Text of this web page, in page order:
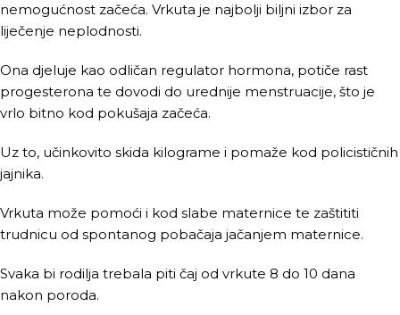
nemogućnost začeća. Vrkuta je najbolji biljni izbor za
liječenje neplodnosti.
Ona djeluje kao odličan regulator hormona, potiče rast
progesterona te dovodi do urednije menstruacije, što je
vrlo bitno kod pokušaja začeća.
Uz to, učinkovito skida kilograme i pomaže kod policističnih
jajnika.
Vrkuta može pomoći i kod slabe maternice te zaštititi
trudnicu od spontanog pobačaja jačanjem maternice.
Svaka bi rodilja trebala piti čaj od vrkute 8 do 10 dana
nakon poroda.